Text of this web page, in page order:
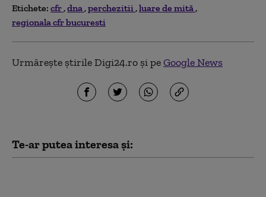
Etichete: cfr dna perchezitii luare de mită
regionala cfr bucuresti
Urmărește știrile Digi24.ro și peGoogle News
Te-ar putea interesa și: